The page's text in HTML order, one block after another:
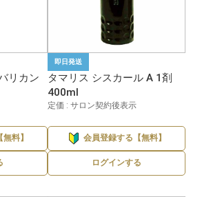
リカン
料】
即日発送
タマリス シスカール A 1剤
400ml
定価 : サロン契約後表示
会員登録する【無料】
ログインする